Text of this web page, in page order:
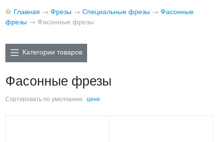
Главная → Фрезы → Специальные фрезы → Фасонные
фрезы → Фасонные фрезы
Категории товаров
Фасонные фрезы
Сортировать по умолчанию цене